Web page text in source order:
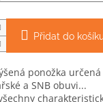
Přidat do
ponožka
a SNB obuvi...